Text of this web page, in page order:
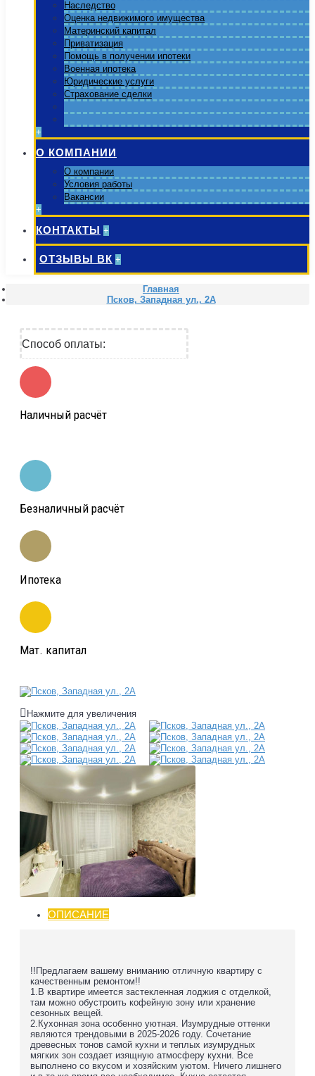
Наследство
Оценка недвижимого имущества
Материнский капитал
Приватизация
Помощь в получении ипотеки
Военная ипотека
Юридические услуги
Страхование сделки
+
О КОМПАНИИ
О компании
Условия работы
Вакансии
+
КОНТАКТЫ +
ОТЗЫВЫ ВК +
Главная
Псков, Западная ул., 2А
Способ оплаты:
Наличный расчёт
Безналичный расчёт
Ипотека
Мат. капитал
Нажмите для увеличения
ОПИСАНИЕ
!!Предлагаем вашему вниманию отличную квартиру с
качественным ремонтом!!
1.В квартире имеется застекленная лоджия с отделкой,
там можно обустроить кофейную зону или хранение
сезонных вещей.
2.Кухонная зона особенно уютная. Изумрудные оттенки
являются трендовыми в 2025-2026 году. Сочетание
древесных тонов самой кухни и теплых изумрудных
мягких зон создает изящную атмосферу кухни. Все
выполнено со вкусом и хозяйским уютом. Ничего лишнего